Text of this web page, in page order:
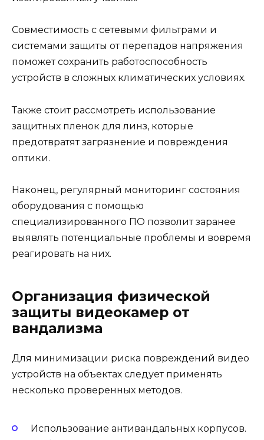
Совместимость с сетевыми фильтрами и
системами защиты от перепадов напряжения
поможет сохранить работоспособность
устройств в сложных климатических условиях.
Также стоит рассмотреть использование
защитных пленок для линз, которые
предотвратят загрязнение и повреждения
оптики.
Наконец, регулярный мониторинг состояния
оборудования с помощью
специализированного ПО позволит заранее
выявлять потенциальные проблемы и вовремя
реагировать на них.
Организация физической
защиты видеокамер от
вандализма
Для минимизации риска повреждений видео
устройств на объектах следует применять
несколько проверенных методов.
Использование антивандальных корпусов.